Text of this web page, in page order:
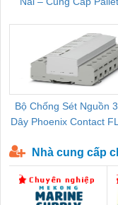
Bộ Chống Sét Nguồn
Dây Phoenix Contact
Nhà cung cấp